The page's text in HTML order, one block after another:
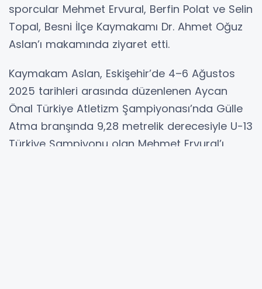
sporcular Mehmet Ervural, Berfin Polat ve Selin
Topal, Besni İlçe Kaymakamı Dr. Ahmet Oğuz
Aslan’ı makamında ziyaret etti.
Kaymakam Aslan, Eskişehir’de 4–6 Ağustos
2025 tarihleri arasında düzenlenen Aycan
Önal Türkiye Atletizm Şampiyonası’nda Gülle
Atma branşında 9,28 metrelik derecesiyle U-13
Türkiye Şampiyonu olan Mehmet Ervural’ı,